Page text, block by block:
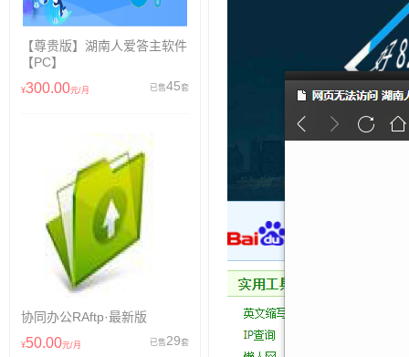
【尊贵版】湖南人爱答主软件
【PC】
¥300.00元/月 已售45套
协同办公RAftp·最新版
¥50.00元/月 已售 29套